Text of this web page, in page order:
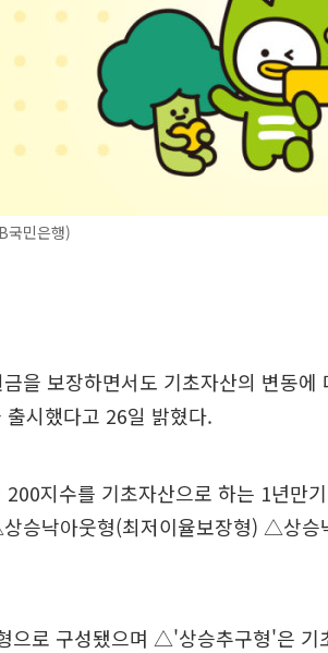
국민은행)
을 보장하면서도 기초자산의 변동
시했다고 26일 밝혔다.
200지수를 기초자산으로 하는 1년만
승낙아웃형(최저이율보장형) △상승
으로 구성됐으며 △'상승추구형'은 기